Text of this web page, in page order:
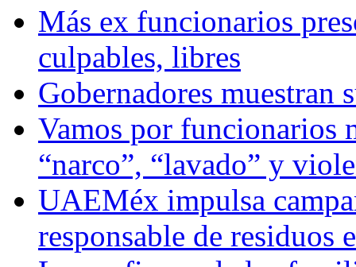
Más ex funcionarios
culpables, libres
Gobernadores muestran
Vamos por funcionarios
“narco”, “lavado” y
UAEMéx impulsa
responsable de residuos